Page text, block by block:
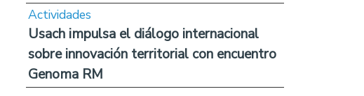
Actividades
Usach impulsa el diálogo internacional
sobre innovación territorial con encuentro
Genoma RM